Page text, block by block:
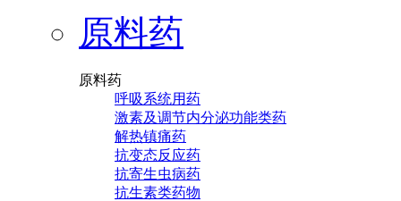
原料药
原料药
呼吸系统用药
激素及调节内分泌功能类药
解热镇痛药
抗变态反应药
抗寄生虫病药
抗生素类药物